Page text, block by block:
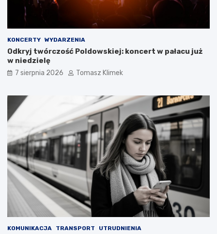
KONCERTY WYDARZENIA
Odkryj twórczość Poldowskiej: koncert w pałacu już
w niedzielę
7 sierpnia 2026 Tomasz Klimek
KOMUNIKACJA TRANSPORT UTRUDNIENIA